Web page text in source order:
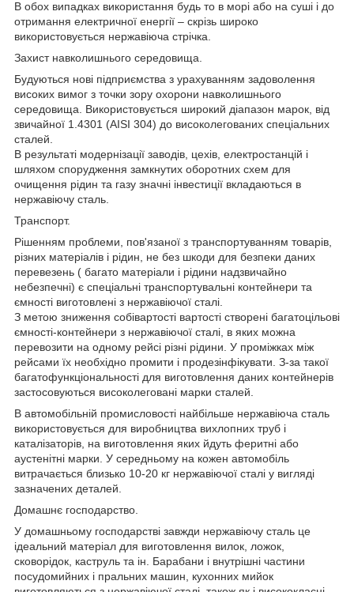
В обох випадках використання будь то в морі або на суші і до
отримання електричної енергії – скрізь широко
використовується нержавіюча стрічка.
Захист навколишнього середовища.
Будуються нові підприємства з урахуванням задоволення
високих вимог з точки зору охорони навколишнього
середовища. Використовується широкий діапазон марок, від
звичайної 1.4301 (AISI 304) до високолегованих спеціальних
сталей.
В результаті модернізації заводів, цехів, електростанцій і
шляхом спорудження замкнутих оборотних схем для
очищення рідин та газу значні інвестиції вкладаються в
нержавіючу сталь.
Транспорт.
Рішенням проблеми, пов'язаної з транспортуванням товарів,
різних матеріалів і рідин, не без шкоди для безпеки даних
перевезень ( багато матеріали і рідини надзвичайно
небезпечні) є спеціальні транспортувальні контейнери та
ємності виготовлені з нержавіючої сталі.
З метою зниження собівартості вартості створені багатоцільові
ємності-контейнери з нержавіючої сталі, в яких можна
перевозити на одному рейсі різні рідини. У проміжках між
рейсами їх необхідно промити і продезінфікувати. З-за такої
багатофункціональності для виготовлення даних контейнерів
застосовуються високолеговані марки сталей.
В автомобільній промисловості найбільше нержавіюча сталь
використовується для виробництва вихлопних труб і
каталізаторів, на виготовлення яких йдуть феритні або
аустенітні марки. У середньому на кожен автомобіль
витрачається близько 10-20 кг нержавіючої сталі у вигляді
зазначених деталей.
Домашнє господарство.
У домашньому господарстві завжди нержавіючу сталь це
ідеальний матеріал для виготовлення вилок, ложок,
сковорідок, каструль та ін. Барабани і внутрішні частини
посудомийних і пральних машин, кухонних мийок